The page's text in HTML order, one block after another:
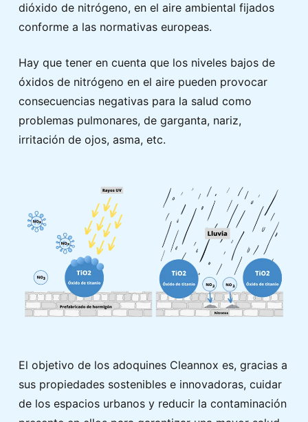
dióxido de nitrógeno, en el aire ambiental fijados
conforme a las normativas europeas.
Hay que tener en cuenta que los niveles bajos de
óxidos de nitrógeno en el aire pueden provocar
consecuencias negativas para la salud como
problemas pulmonares, de garganta, nariz,
irritación de ojos, asma, etc.
El objetivo de los adoquines Cleannox es, gracias a
sus propiedades sostenibles e innovadoras, cuidar
de los espacios urbanos y reducir la contaminación